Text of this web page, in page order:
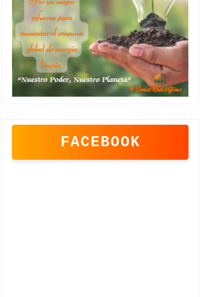
FACEBOOK